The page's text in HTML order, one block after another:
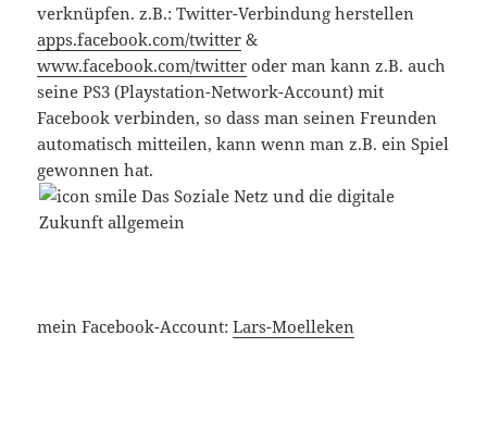
verknüpfen. z.B.: Twitter-Verbindung herstellen
apps.facebook.com/twitter &
www.facebook.com/twitter oder man kann z.B. auch
seine PS3 (Playstation-Network-Account) mit
Facebook verbinden, so dass man seinen Freunden
automatisch mitteilen, kann wenn man z.B. ein Spiel
gewonnen hat.
mein Facebook-Account:Lars-Moelleken